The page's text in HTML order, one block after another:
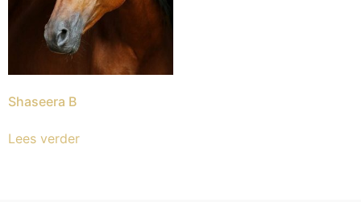
Shaseera B
Lees verder